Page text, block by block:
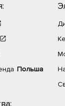
Польша